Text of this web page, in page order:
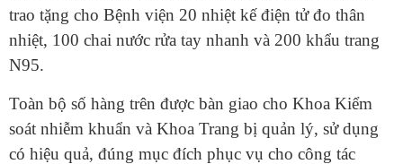
trao tặng cho Bệnh viện 20 nhiệt kế điện tử đo thân
nhiệt, 100 chai nước rửa tay nhanh và 200 khẩu trang
N95.
Toàn bộ số hàng trên được bàn giao cho Khoa Kiểm
soát nhiễm khuẩn và Khoa Trang bị quản lý, sử dụng
có hiệu quả, đúng mục đích phục vụ cho công tác